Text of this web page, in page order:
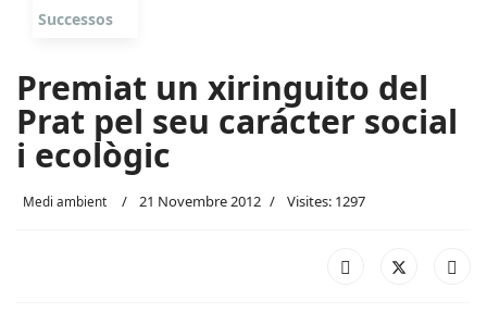
Successos
Premiat un xiringuito del
Prat pel seu carácter social
i ecològic
Medi ambient 21 Novembre 2012 Visites: 1297